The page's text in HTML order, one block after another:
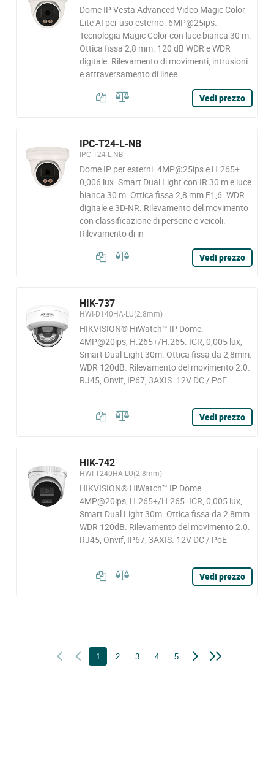
Dome IP Vesta Advanced Video Magic Color
Lite AI per uso esterno. 6MP@25ips.
Tecnologia Magic Color con luce bianca 30 m.
Ottica fissa 2,8 mm. 120 dB WDR e WDR
digitale. Rilevamento di movimenti, intrusioni
e attraversamento di linee
Vedi prezzo
IPC-T24-L-NB
IPC-T24-L-NB
Dome IP per esterni. 4MP@25ips e H.265+.
0,006 lux. Smart Dual Light con IR 30 m e luce
bianca 30 m. Ottica fissa 2,8 mm F1,6. WDR
digitale e 3D-NR. Rilevamento del movimento
con classificazione di persone e veicoli.
Rilevamento di in
Vedi prezzo
HIK-737
HWI-D140HA-LU(2.8mm)
HIKVISION® HiWatch™ IP Dome.
4MP@20ips, H.265+/H.265. ICR, 0,005 lux,
Smart Dual Light 30m. Ottica fissa da 2,8mm.
WDR 120dB. Rilevamento del movimento 2.0.
RJ45, Onvif, IP67, 3AXIS. 12V DC / PoE
Vedi prezzo
HIK-742
HWI-T240HA-LU(2.8mm)
HIKVISION® HiWatch™ IP Dome.
4MP@20ips, H.265+/H.265. ICR, 0,005 lux,
Smart Dual Light 30m. Ottica fissa da 2,8mm.
WDR 120dB. Rilevamento del movimento 2.0.
RJ45, Onvif, IP67, 3AXIS. 12V DC / PoE
Vedi prezzo
1 2 3 4 5